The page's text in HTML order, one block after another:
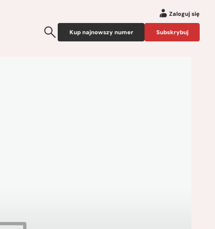
Zaloguj się
Kup najnowszy numer Subskrybuj